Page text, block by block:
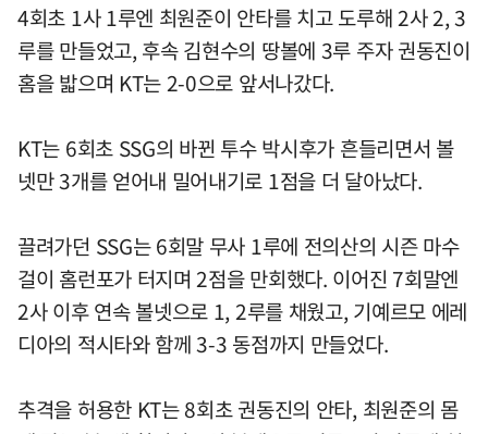
4회초 1사 1루엔 최원준이 안타를 치고 도루해 2사 2, 3
루를 만들었고, 후속 김현수의 땅볼에 3루 주자 권동진이
홈을 밟으며 KT는 2-0으로 앞서나갔다.
KT는 6회초 SSG의 바뀐 투수 박시후가 흔들리면서 볼
넷만 3개를 얻어내 밀어내기로 1점을 더 달아났다.
끌려가던 SSG는 6회말 무사 1루에 전의산의 시즌 마수
걸이 홈런포가 터지며 2점을 만회했다. 이어진 7회말엔
2사 이후 연속 볼넷으로 1, 2루를 채웠고, 기예르모 에레
디아의 적시타와 함께 3-3 동점까지 만들었다.
추격을 허용한 KT는 8회초 권동진의 안타, 최원준의 몸